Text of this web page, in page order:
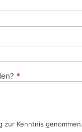
*
zur Kenntnis